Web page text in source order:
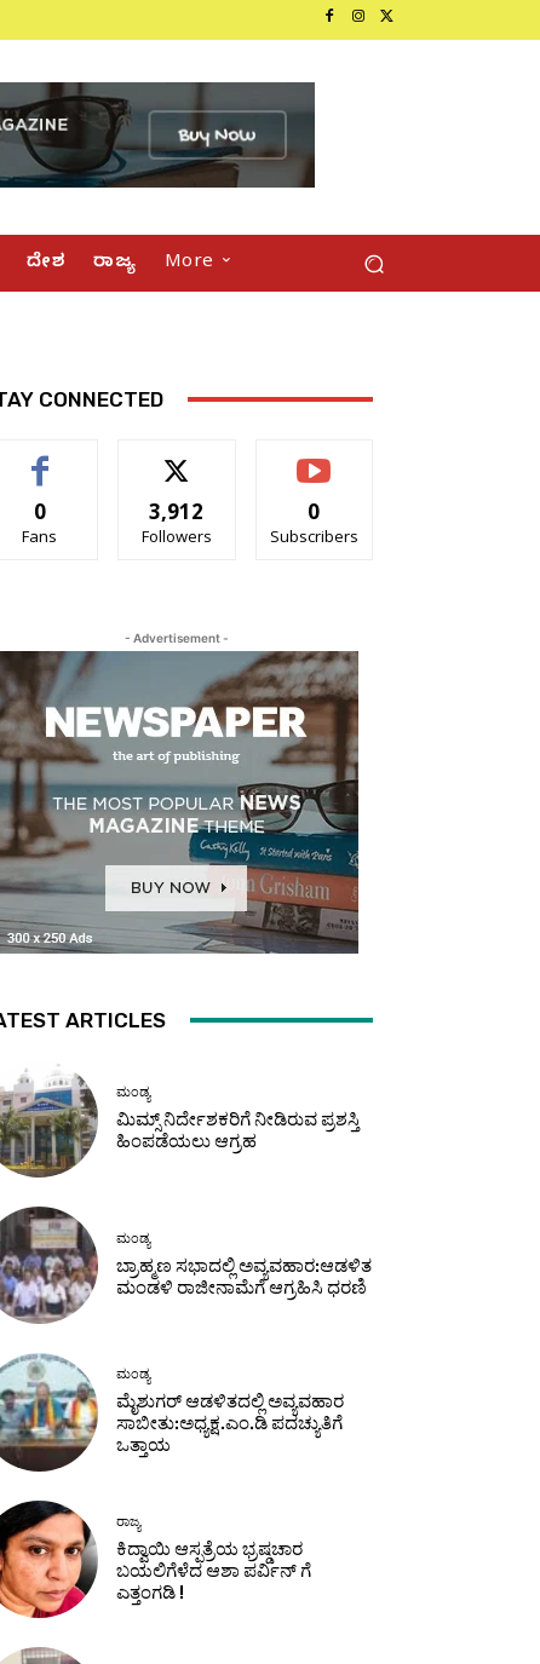
ದೇಶ ರಾಜ್ಯ More
CONNECTED
0
Fans
3,912
Followers
0
Subscribers
- Advertisement -
ARTICLES
ಮಂಡ್ಯ
ಮಿಮ್ಸ್ ನಿರ್ದೇಶಕರಿಗೆ ನೀಡಿರುವ ಪ್ರಶಸ್ತಿ
ಹಿಂಪಡೆಯಲು ಆಗ್ರಹ
ಮಂಡ್ಯ
ಬ್ರಾಹ್ಮಣ ಸಭಾದಲ್ಲಿ ಅವ್ಯವಹಾರ:ಆಡಳಿತ
ಮಂಡಳಿ ರಾಜೀನಾಮೆಗೆ ಆಗ್ರಹಿಸಿ ಧರಣಿ
ಮಂಡ್ಯ
ಮೈಶುಗರ್ ಆಡಳಿತದಲ್ಲಿ ಅವ್ಯವಹಾರ
ಸಾಬೀತು:ಅಧ್ಯಕ್ಷ.ಎಂ.ಡಿ ಪದಚ್ಯುತಿಗೆ
ಒತ್ತಾಯ
ರಾಜ್ಯ
ಕಿದ್ವಾಯಿ ಆಸ್ಪತ್ರೆಯ ಭ್ರಷ್ಡಚಾರ
ಬಯಲಿಗೆಳೆದ ಆಶಾ ಪರ್ವಿನ್ ಗೆ
ಎತ್ತಂಗಡಿ !